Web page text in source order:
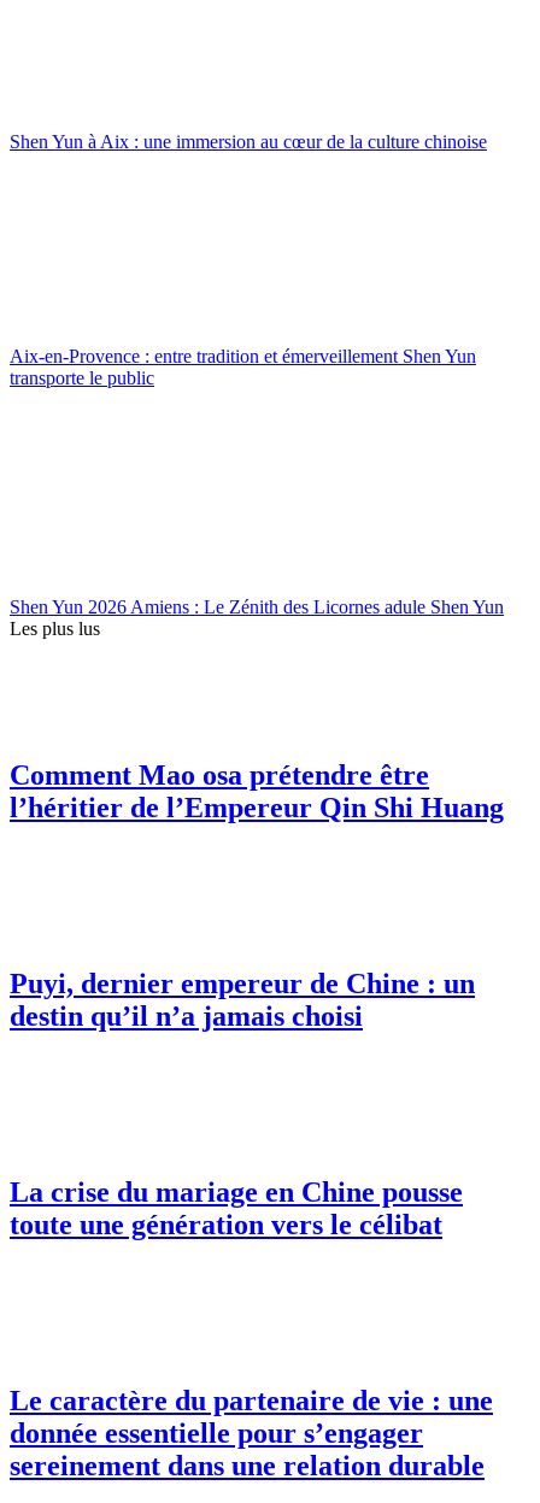
Shen Yun à Aix : une immersion au cœur de la culture chinoise
Aix-en-Provence : entre tradition et émerveillement Shen Yun
transporte le public
Shen Yun 2026 Amiens : Le Zénith des Licornes adule Shen Yun
Les plus lus
Comment Mao osa prétendre être
l’héritier de l’Empereur Qin Shi Huang
Puyi, dernier empereur de Chine : un
destin qu’il n’a jamais choisi
La crise du mariage en Chine pousse
toute une génération vers le célibat
Le caractère du partenaire de vie : une
donnée essentielle pour s’engager
sereinement dans une relation durable